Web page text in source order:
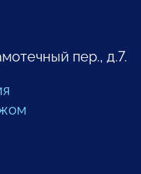
пер., д.7.